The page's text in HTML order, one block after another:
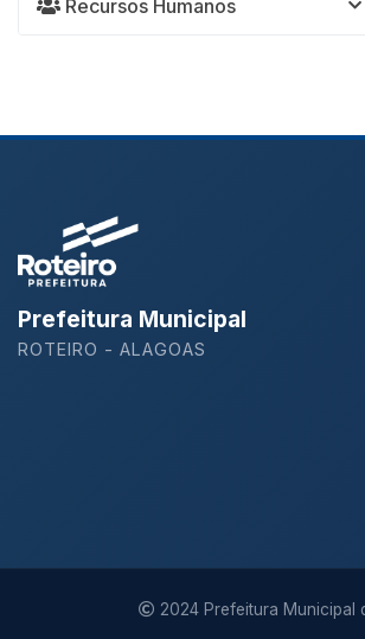
Recursos Humanos
Prefeitura Municipal
ROTEIRO - ALAGOAS
2024 Prefeitura Municipal